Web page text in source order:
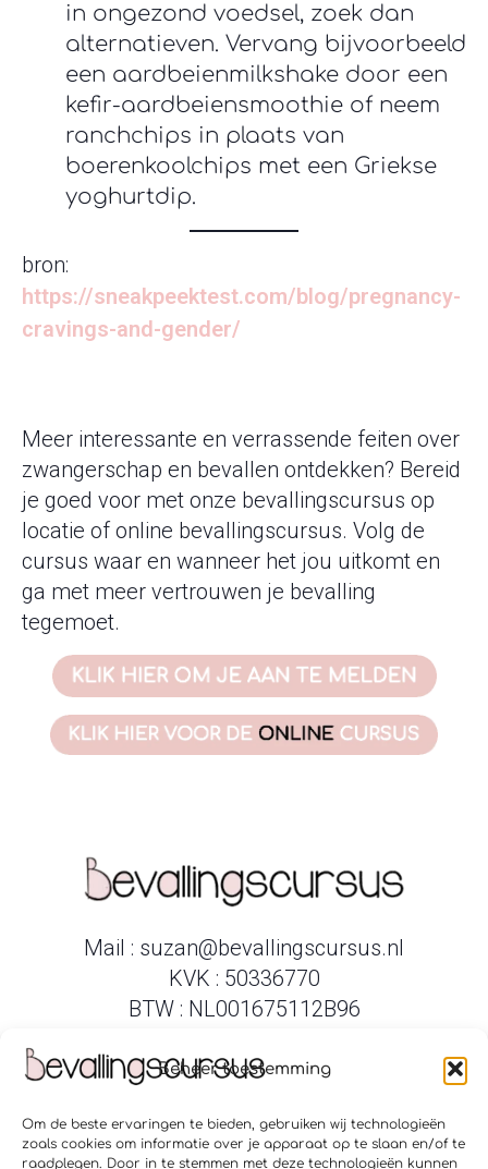
Beheer toestemming
Om de beste ervaringen te bieden, gebruiken wij technologieën
zoals cookies om informatie over je apparaat op te slaan en/of te
raadplegen. Door in te stemmen met deze technologieën kunnen
in ongezond voedsel, zoek dan
alternatieven. Vervang bijvoorbeeld
een aardbeienmilkshake door een
kefir-aardbeiensmoothie of neem
ranchchips in plaats van
boerenkoolchips met een Griekse
yoghurtdip.
bron:
https://sneakpeektest.com/blog/pregnancy-
cravings-and-gender/
Meer interessante en verrassende feiten over
zwangerschap en bevallen ontdekken? Bereid
je goed voor met onze bevallingscursus op
locatie of online bevallingscursus. Volg de
cursus waar en wanneer het jou uitkomt en
ga met meer vertrouwen je bevalling
tegemoet.
Mail : suzan@bevallingscursus.nl
KVK : 50336770
BTW : NL001675112B96
Verloskundigenpraktijk Amsterdam Zuid
Verloskundigen Amstelveen Ouderkerk